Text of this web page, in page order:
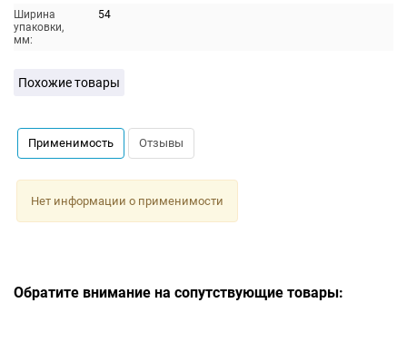
Ширина
упаковки,
мм:
54
Похожие товары
Применимость Отзывы
Нет информации о применимости
Обратите внимание на сопутствующие товары: